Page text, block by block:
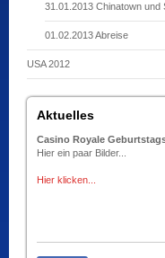
31.01.2013 Chinatown und
01.02.2013 Abreise
USA 2012
Aktuelles
Casino Royale
Hier ein paar Bilder...
Hier klicken...